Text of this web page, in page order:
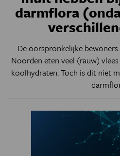
darmflora
De oorspronkelijke
Noorden eten veel (rauw)
koolhydraten. Toch is dit niet